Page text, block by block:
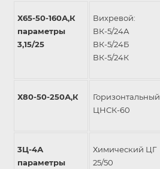
Х65-50-160А,К
параметры
3,15/25
Вихревой:
ВК-5/24А
ВК-5/24Б
ВК-5/24К
Х80-50-250А,К
Горизонтальный
ЦНСК-60
3Ц-4А
параметры
Химический ЦГ
25/50